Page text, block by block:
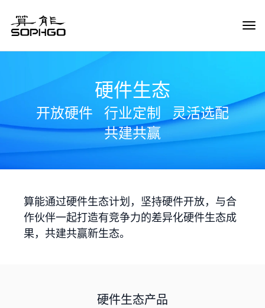
硬件生态
开放硬件 行业定制
灵活选配
共建共赢
算能通过硬件生态计划，坚持硬件开放，与合
作伙伴一起打造有竞争力的差异化硬件生态成
果，共建共赢新生态。
硬件生态产品